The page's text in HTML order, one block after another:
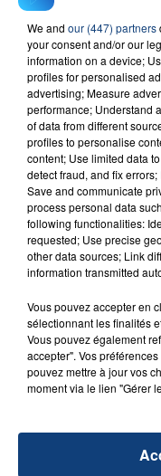
29 août 2025
LE MOT CASH !
8 août 2026
GAGNEZ VOS
BAGATELLE !
We and our (447) partners
your consent and/or our
information on a device;
profiles for personalised
advertising; Measure
performance; Understand
of data from different
profiles to personalise
content; Use limited data
detect fraud, and fix
Save and communicate
process personal data
following functionalities:
requested; Use precise
other data sources; Link
information transmitted
Vous pouvez accepter en
sélectionnant les finalités
Vous pouvez également
accepter". Vos
pouvez mettre à jour vos
moment via le lien "Gérer